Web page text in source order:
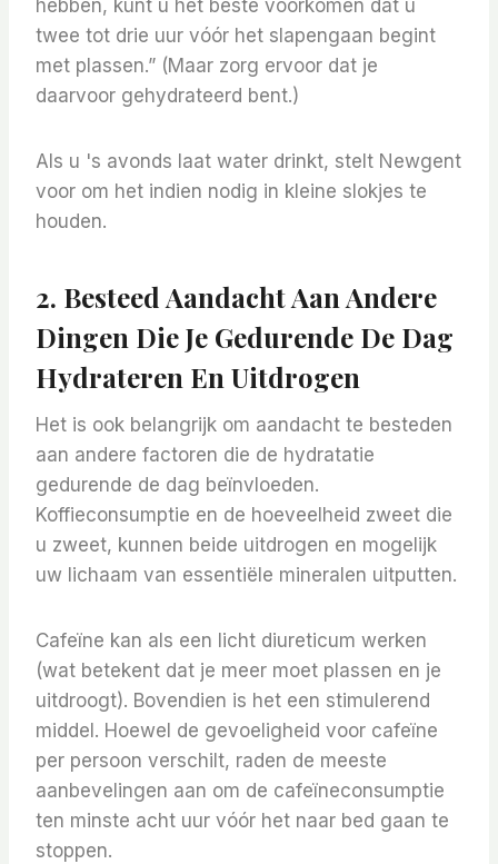
hebben, kunt u het beste voorkomen dat u
twee tot drie uur vóór het slapengaan begint
met plassen.” (Maar zorg ervoor dat je
daarvoor gehydrateerd bent.)
Als u 's avonds laat water drinkt, stelt Newgent
voor om het indien nodig in kleine slokjes te
houden.
2. Besteed Aandacht Aan Andere
Dingen Die Je Gedurende De Dag
Hydrateren En Uitdrogen
Het is ook belangrijk om aandacht te besteden
aan andere factoren die de hydratatie
gedurende de dag beïnvloeden.
Koffieconsumptie en de hoeveelheid zweet die
u zweet, kunnen beide uitdrogen en mogelijk
uw lichaam van essentiële mineralen uitputten.
Cafeïne kan als een licht diureticum werken
(wat betekent dat je meer moet plassen en je
uitdroogt). Bovendien is het een stimulerend
middel. Hoewel de gevoeligheid voor cafeïne
per persoon verschilt, raden de meeste
aanbevelingen aan om de cafeïneconsumptie
ten minste acht uur vóór het naar bed gaan te
stoppen.